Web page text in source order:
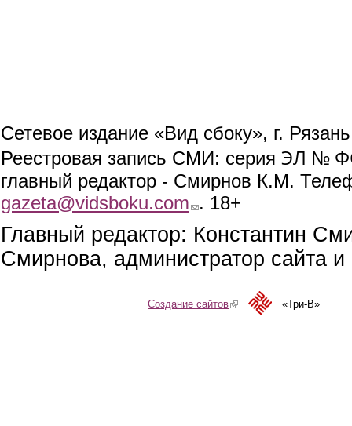
Сетевое издание «Вид сбоку», г.
Реестровая запись СМИ: серия ЭЛ №
главный редактор - Смирнов К.М.
gazeta@vidsboku.com (link sends e-mail)
. 18+
Главный редактор: Константин
Смирнова, администратор сайта
Создание сайтов(link is external)«Три-В»